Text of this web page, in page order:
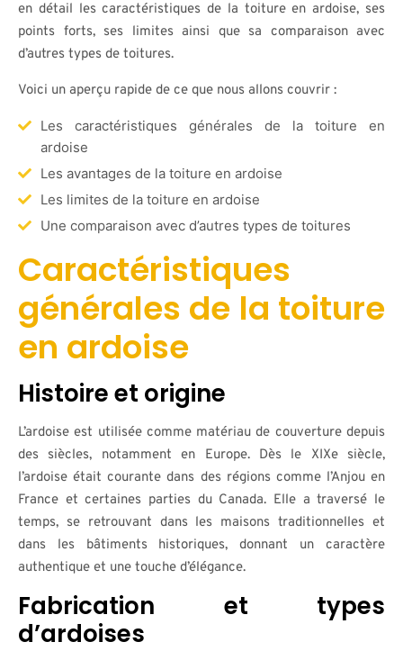
en détail les caractéristiques de la toiture en ardoise, ses
points forts, ses limites ainsi que sa comparaison avec
d’autres types de toitures.
Voici un aperçu rapide de ce que nous allons couvrir :
Les caractéristiques générales de la toiture en
ardoise
Les avantages de la toiture en ardoise
Les limites de la toiture en ardoise
Une comparaison avec d’autres types de toitures
Caractéristiques
générales de la toiture
en ardoise
Histoire et origine
L’ardoise est utilisée comme matériau de couverture depuis
des siècles, notamment en Europe. Dès le XIXe siècle,
l’ardoise était courante dans des régions comme l’Anjou en
France et certaines parties du Canada. Elle a traversé le
temps, se retrouvant dans les maisons traditionnelles et
dans les bâtiments historiques, donnant un caractère
authentique et une touche d’élégance.
Fabrication et types
d’ardoises